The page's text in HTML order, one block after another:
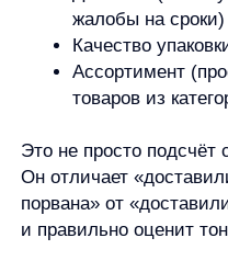
«Ожидается рост на
тенденции сохранятся.
внесут товары
Важно: ИИ не гарантирует
Где и как это
реальные примеры